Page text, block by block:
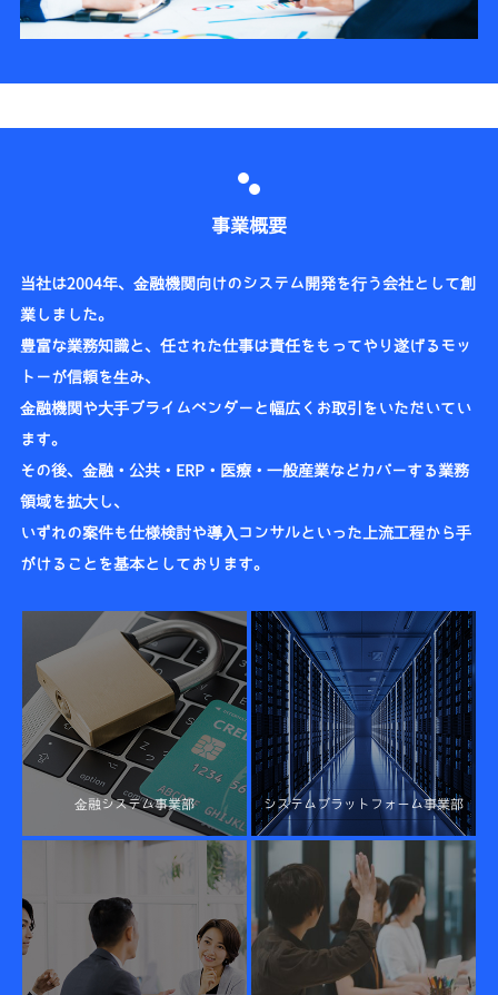
事業概要
当社は2004年、金融機関向けのシステム開発を行う会社として創
業しました。
豊富な業務知識と、任された仕事は責任をもってやり遂げるモッ
トーが信頼を生み、
金融機関や大手プライムベンダーと幅広くお取引をいただいてい
ます。
その後、金融・公共・ERP・医療・一般産業などカバーする業務
領域を拡大し、
いずれの案件も仕様検討や導入コンサルといった上流工程から手
がけることを基本としております。
金融システム事業部 システムプラットフォーム事業部